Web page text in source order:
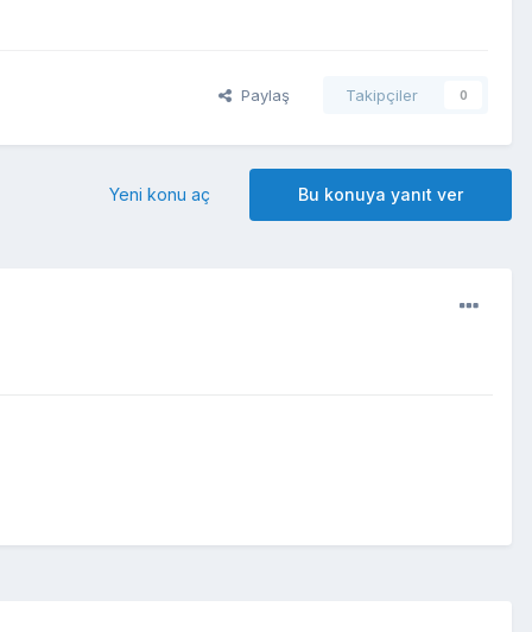
Paylaş Takipçiler 0
Bu konuya yanıt ver
Yeni konu aç